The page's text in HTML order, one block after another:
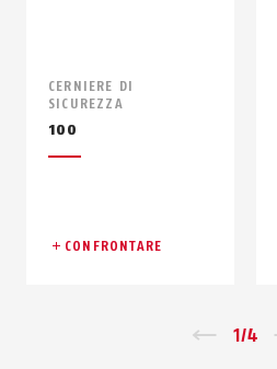
CERNIERE DI
SICUREZZA
100
CONFRONTARE
Zurück
1/4